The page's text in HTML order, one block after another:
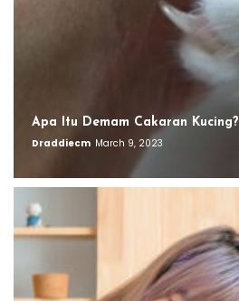
Apa Itu Demam Cakaran Kucing?
Draddiecm March 9, 2023